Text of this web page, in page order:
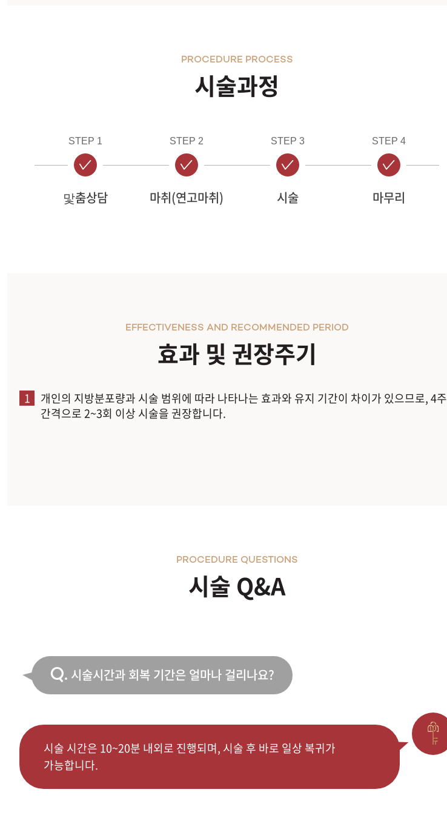
시술과정
PROCEDURE PROCESS
STEP 1
맟춤상담
STEP 2
마취(연고마취)
STEP 3
시술
STEP 4
마무리
효과 및 권장주기
EFFECTIVENESS AND RECOMMENDED PERIOD
1
개인의 지방분포량과 시술 범위에 따라 나타나는 효과와 유지 기간이 차이가 있으므로, 4주
간격으로 2~3회 이상 시술을 권장합니다.
시술 Q&A
PROCEDURE QUESTIONS
Q. 시술시간과 회복 기간은 얼마나 걸리나요?
시술 시간은 10~20분 내외로 진행되며, 시술 후 바로 일상 복귀가
가능합니다.